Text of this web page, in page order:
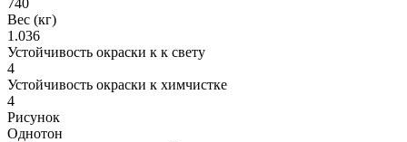
Вес (кг)
1.036
Устойчивость окраски к к свету
4
Устойчивость окраски к химчистке
4
Рисунок
Однотон